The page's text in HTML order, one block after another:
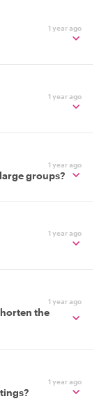
1 year ago
1 year ago
1 year ago
groups?
1 year ago
1 year ago
the
1 year ago